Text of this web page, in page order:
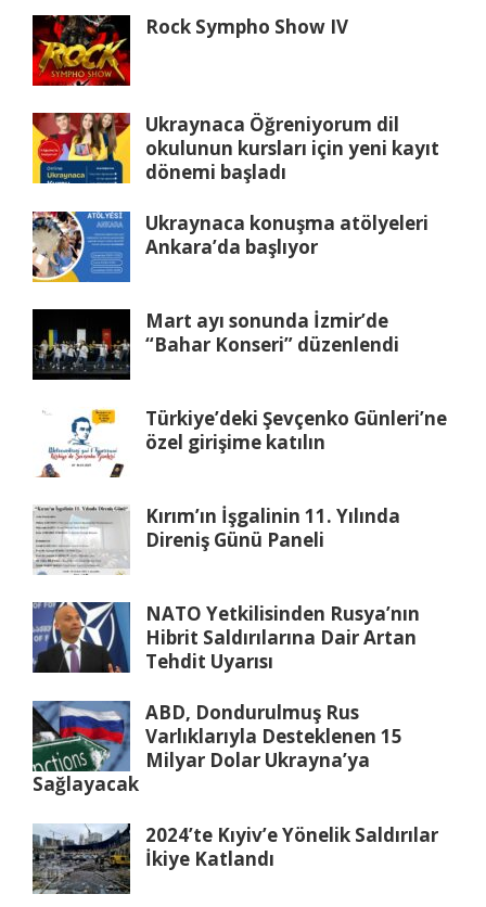
Rock Sympho Show IV
Ukraynaca Öğreniyorum dil
okulunun kursları için yeni kayıt
dönemi başladı
Ukraynaca konuşma atölyeleri
Ankara’da başlıyor
Mart ayı sonunda İzmir’de
“Bahar Konseri” düzenlendi
Türkiye’deki Şevçenko Günleri’ne
özel girişime katılın
Kırım’ın İşgalinin 11. Yılında
Direniş Günü Paneli
NATO Yetkilisinden Rusya’nın
Hibrit Saldırılarına Dair Artan
Tehdit Uyarısı
ABD, Dondurulmuş Rus
Varlıklarıyla Desteklenen 15
Milyar Dolar Ukrayna’ya
Sağlayacak
2024’te Kıyiv’e Yönelik Saldırılar
İkiye Katlandı